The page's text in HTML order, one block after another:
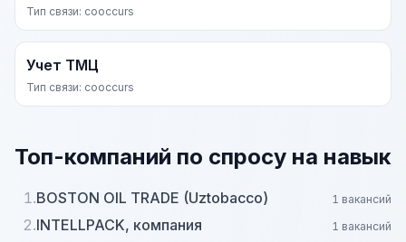
Тип связи: cooccurs
Учет ТМЦ
Тип связи: cooccurs
Топ-компаний по спросу на навык
1.BOSTON OIL TRADE (Uztobacco) 1 вакансий
2.INTELLPACK, компания 1 вакансий